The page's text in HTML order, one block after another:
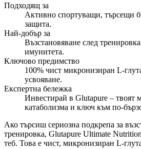
Подходящ за
Активно спортуващи, търсещи
защита.
Най-добър за
Възстановяване след
имунитета.
Ключово предимство
100% чист микронизиран L-
усвояване.
Експертна бележка
Инвестирай в Glutapure – твоят
катаболизма и ключ към по-
Ако търсиш сериозна подкрепа за
тренировка, Glutapure Ultimate
теб. Това е чист, микронизиран L-